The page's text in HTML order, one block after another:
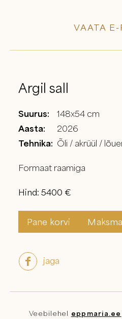
VAATA E-
Argil sall
Suurus:
148x54 cm
Aasta:
2026
Tehnika: Õli / akrüül /
Formaat raamiga
Hind: 5400 €
Pane korvi Maksma
 jaga
Veebilehel eppmaria.ee